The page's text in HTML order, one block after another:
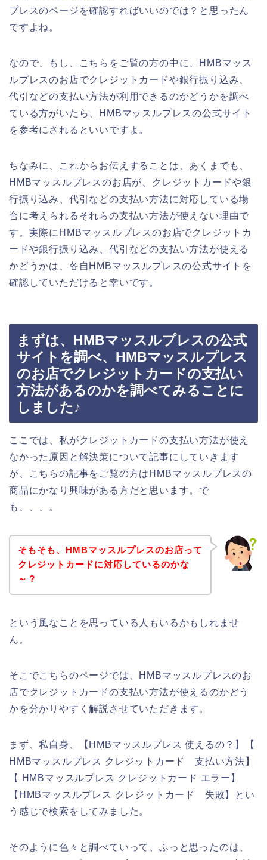
プレスのページを確認すればいいのでは？と思ったん
ですよね。
なので、もし、こちらをご覧の方の中に、HMBマッス
ルプレスのお店でクレジットカードや銀行振り込み、
代引などの支払い方法が利用できるのかどうかを調べ
ている方がいたら、HMBマッスルプレスの公式サイト
を参考にされるといいですよ。
ちなみに、これからお伝えすることは、あくまでも、
HMBマッスルプレスのお店が、クレジットカードや銀
行振り込み、代引などの支払い方法に対応している場
合に考えられるそれらの支払い方法が使えない理由で
す。実際にHMBマッスルプレスのお店でクレジットカ
ードや銀行振り込み、代引などの支払い方法が使える
かどうかは、各自HMBマッスルプレスの公式サイトを
確認していただけると幸いです。
まずは、HMBマッスルプレスの公式
サイトを調べ、HMBマッスルプレス
のお店でクレジットカードの支払い
方法があるのかを調べてみることに
しました♪
ここでは、私がクレジットカードの支払い方法が使え
なかった原因と解決策について記事にしていきます
が、こちらの記事をご覧の方はHMBマッスルプレスの
商品にかなり興味がある方だと思います。で
も、、、。
そもそも、HMBマッスルプレスのお店って
クレジットカードに対応しているのかな
～？
という風なことを思っている人もいるかもしれませ
ん。
そこでこちらのページでは、HMBマッスルプレスのお
店でクレジットカードの支払い方法が使えるのかどう
かを分かりやすく解説させていただきます。
まず、私自身、【HMBマッスルプレス 使えるの？】【
HMBマッスルプレス クレジットカード 支払い方法】
【 HMBマッスルプレス クレジットカード エラー】
【HMBマッスルプレス クレジットカード 失敗】とい
う感じで検索をしてみました。
そのように色々と調べていって、ふっと思ったのは、